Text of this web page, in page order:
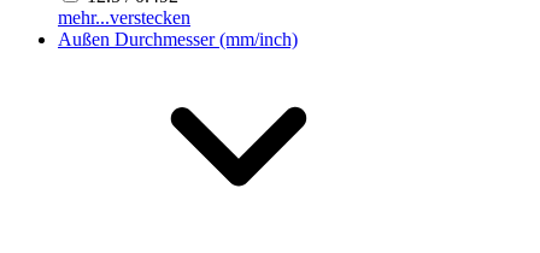
mehr...verstecken
Außen Durchmesser (mm/inch)